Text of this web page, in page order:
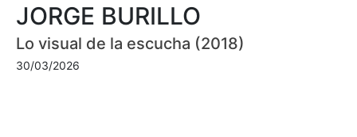
JORGE BURILLO
Lo visual de la escucha (2018)
30/03/2026